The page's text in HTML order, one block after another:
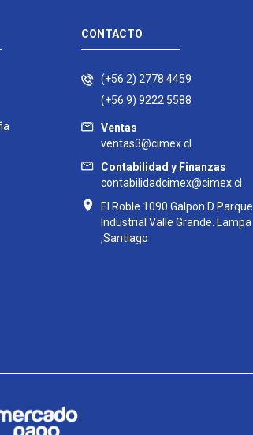
CONTACTO
(+56 2) 2778 4459
(+56 9) 9222 5588
Ventas
ventas3@cimex.cl
Contabilidad y Finanzas
contabilidadcimex@cimex.cl
El Roble 1090 Galpon D Parque
Industrial Valle Grande. Lampa
,Santiago